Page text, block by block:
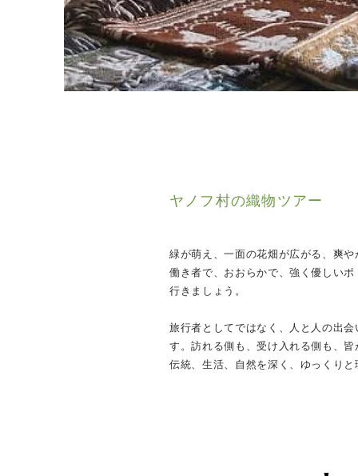
ヤノフ村の織物ツアー
緑が萌え、一面の花畑が広がる、爽
働き者で、おおらかで、強く優しい
行きましょう。
旅行者としてではなく、人と人の出
す。訪れる側も、受け入れる側も、
伝統、生活、自然を深く、ゆっくり